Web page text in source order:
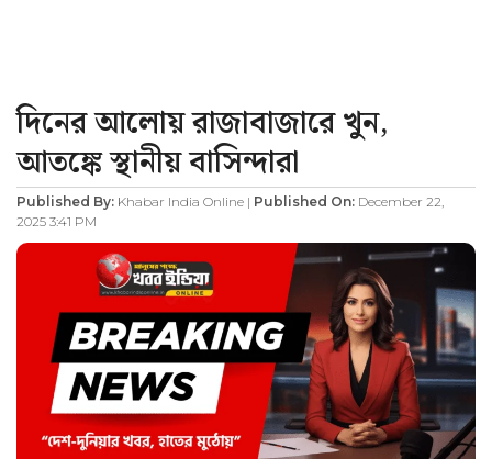
দিনের আলোয় রাজাবাজারে খুন,
আতঙ্কে স্থানীয় বাসিন্দারা
Published By: Khabar India Online | Published On: December 22,
2025 3:41 PM